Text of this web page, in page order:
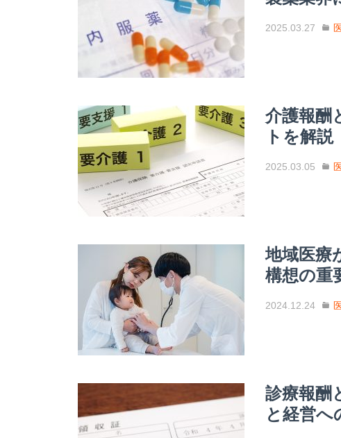
2025.03.27
介護報酬
トを解説
2025.03.05
地域医療
構想の重
2024.12.24
診療報酬
と経営へ